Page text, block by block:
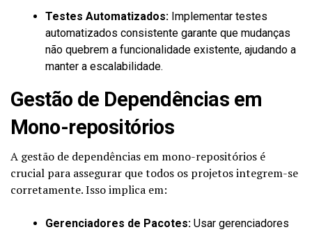
Testes Automatizados: Implementar testes
automatizados consistente garante que mudanças
não quebrem a funcionalidade existente, ajudando a
manter a escalabilidade.
Gestão de Dependências em
Mono-repositórios
A gestão de dependências em mono-repositórios é
crucial para assegurar que todos os projetos integrem-se
corretamente. Isso implica em:
Gerenciadores de Pacotes: Usar gerenciadores